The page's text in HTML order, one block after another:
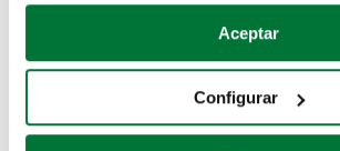
Si lo permite, también quisiéramos:
Recopilar información sobre su
Identificar su dispositivo
para buscar características
Aceptar
Configurar
Coches de segunda mano
Coches de km0